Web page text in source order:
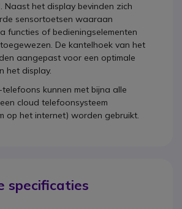
Naast het display bevinden zich
sensortoetsen waaraan
functies of bedieningselementen
De kantelhoek van het
aangepast voor een optimale
het display.
telefoons kunnen met bijna alle
cloud telefoonsysteem
op het internet) worden gebruikt.
specificaties